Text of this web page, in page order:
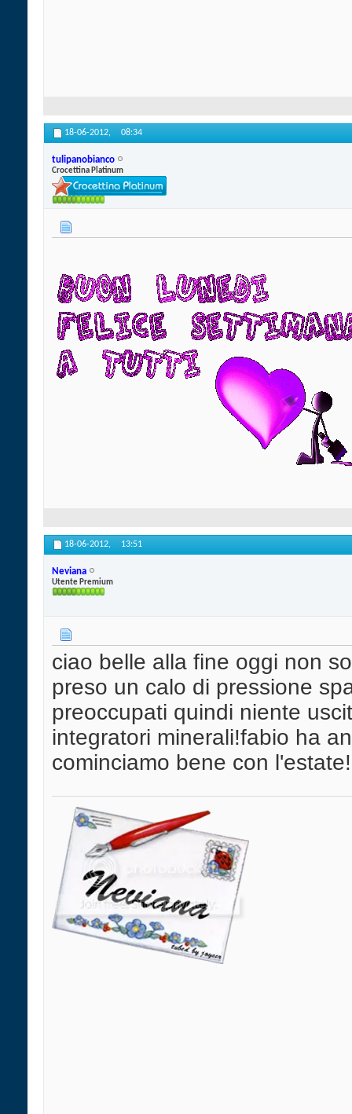
18-06-2012, 08:34
tulipanobianco
Crocettina Platinum
18-06-2012, 13:51
Neviana
Utente Premium
ciao belle alla fine oggi non
preso un calo di pressione
preoccupati quindi niente
integratori minerali!fabio ha
cominciamo bene con l'estate!